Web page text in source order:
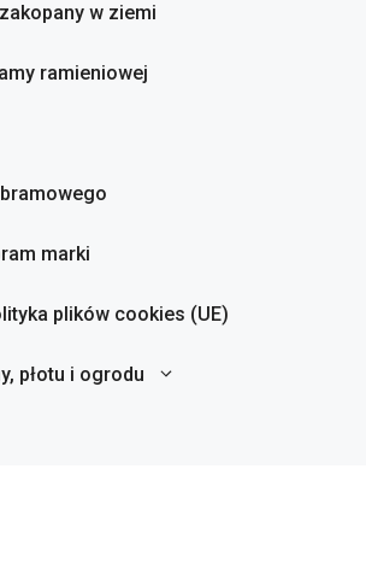
w ziemi
ramieniowej
marki
plików cookies (UE)
płotu i ogrodu